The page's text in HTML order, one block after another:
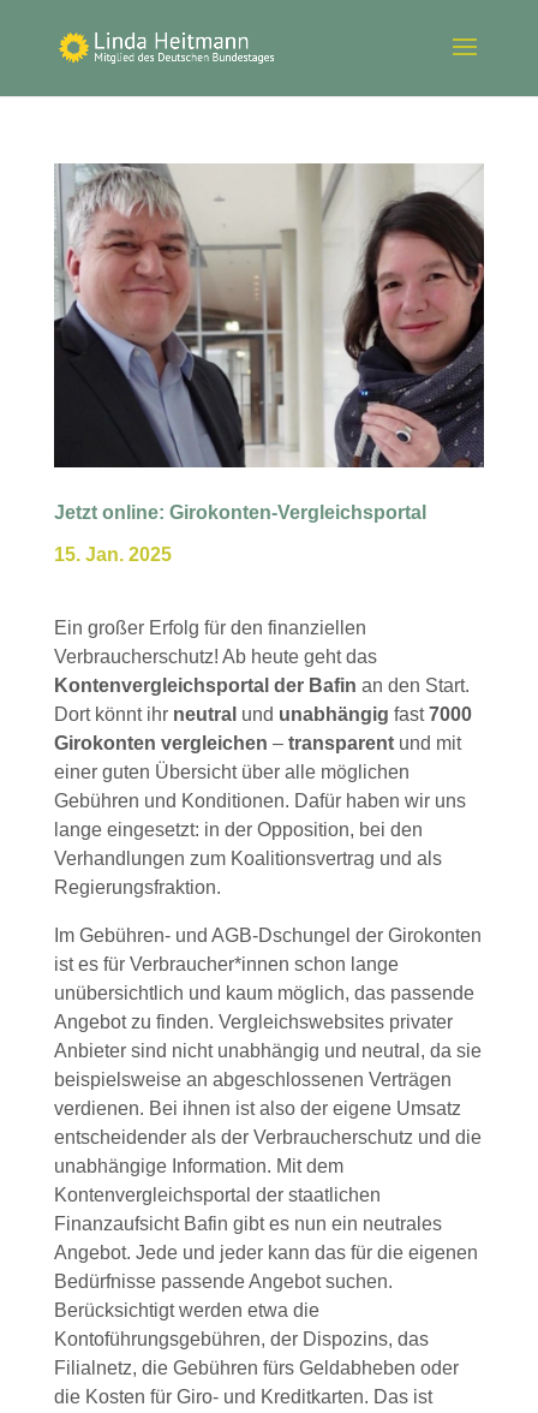
Jetzt online: Girokonten-Vergleichsportal
15. Jan. 2025
Ein großer Erfolg für den finanziellen
Verbraucherschutz! Ab heute geht das
Kontenvergleichsportal der Bafin an den Start.
Dort könnt ihr neutral und unabhängig fast7000
Girokonten vergleichen – transparent und mit
einer guten Übersicht über alle möglichen
Gebühren und Konditionen. Dafür haben wir uns
lange eingesetzt: in der Opposition, bei den
Verhandlungen zum Koalitionsvertrag und als
Regierungsfraktion.
Im Gebühren- und AGB-Dschungel der Girokonten
ist es für Verbraucher*innen schon lange
unübersichtlich und kaum möglich, das passende
Angebot zu finden. Vergleichswebsites privater
Anbieter sind nicht unabhängig und neutral, da sie
beispielsweise an abgeschlossenen Verträgen
verdienen. Bei ihnen ist also der eigene Umsatz
entscheidender als der Verbraucherschutz und die
unabhängige Information. Mit dem
Kontenvergleichsportal der staatlichen
Finanzaufsicht Bafin gibt es nun ein neutrales
Angebot. Jede und jeder kann das für die eigenen
Bedürfnisse passende Angebot suchen.
Berücksichtigt werden etwa die
Kontoführungsgebühren, der Dispozins, das
Filialnetz, die Gebühren fürs Geldabheben oder
die Kosten für Giro- und Kreditkarten. Das ist